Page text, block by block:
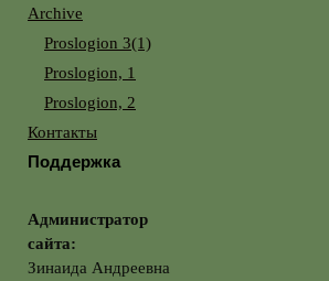
Archive
Proslogion 3(1)
Proslogion, 1
Proslogion, 2
Контакты
Поддержка
Администратор
сайта:
Зинаида Андреевна